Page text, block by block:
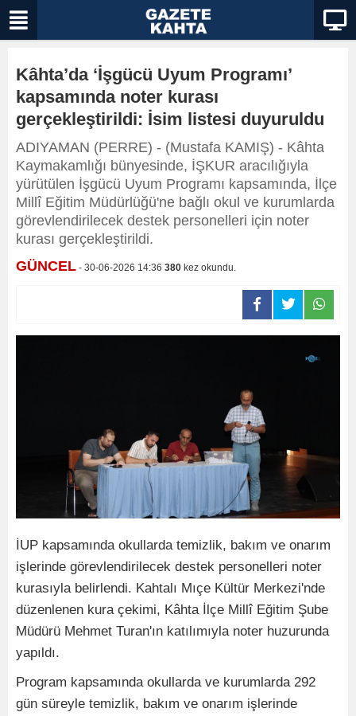
Kâhta’da ‘İşgücü Uyum Programı’
kapsamında noter kurası
gerçekleştirildi: İsim listesi duyuruldu
ADIYAMAN (PERRE) - (Mustafa KAMIŞ) - Kâhta
Kaymakamlığı bünyesinde, İŞKUR aracılığıyla
yürütülen İşgücü Uyum Programı kapsamında, İlçe
Millî Eğitim Müdürlüğü'ne bağlı okul ve kurumlarda
görevlendirilecek destek personelleri için noter
kurası gerçekleştirildi.
GÜNCEL - 30-06-2026 14:36 380 kez okundu.
İUP kapsamında okullarda temizlik, bakım ve onarım
işlerinde görevlendirilecek destek personelleri noter
kurasıyla belirlendi. Kahtalı Mıçe Kültür Merkezi'nde
düzenlenen kura çekimi, Kâhta İlçe Millî Eğitim Şube
Müdürü Mehmet Turan'ın katılımıyla noter huzurunda
yapıldı.
Program kapsamında okullarda ve kurumlarda 292
gün süreyle temizlik, bakım ve onarım işlerinde